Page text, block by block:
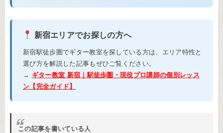
新宿エリアでお探しの方へ
新宿駅徒歩圏でギター教室を探している方は、エリア特性と
選び方を解説した記事もぜひご覧ください。
→ ギター教室 新宿｜駅徒歩圏・現役プロ講師の個別レッス
ン【完全ガイド】
この記事を書いている人